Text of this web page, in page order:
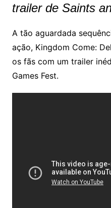
trailer de Saints
A tão aguardada
ação, Kingdom Come:
os fãs com um trailer
Games Fest.